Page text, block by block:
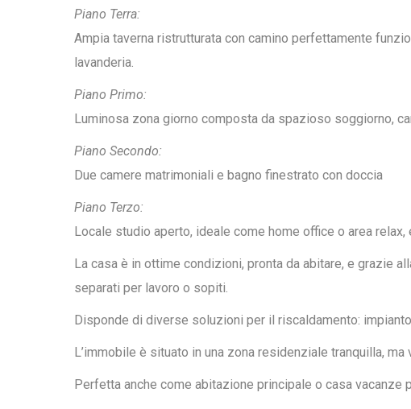
Piano Terra:
Ampia taverna ristrutturata con camino perfettamente
lavanderia.
Piano Primo:
Luminosa zona giorno composta da spazioso soggiorno,
Piano Secondo:
Due camere matrimoniali e bagno finestrato con doccia
Piano Terzo:
Locale studio aperto, ideale come home office o area
La casa è in ottime condizioni, pronta da abitare, e grazie
separati per lavoro o sopiti.
Disponde di diverse soluzioni per il riscaldamento:
L’immobile è situato in una zona residenziale tranquilla,
Perfetta anche come abitazione principale o casa vacanze